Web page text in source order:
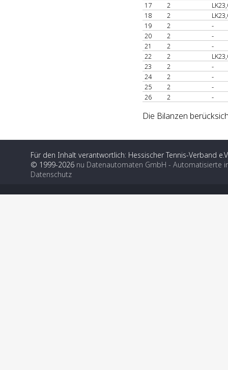
17
2
18
2
19
2
-
20
2
-
21
2
-
22
2
23
2
-
24
2
-
25
2
-
26
2 -
Die Bilanzen
Für den Inhalt verantwortlich: Hessischer Tennis-Verband
© 1999-2026 nu Datenautomaten GmbH - Automatisierte
Datenschutz